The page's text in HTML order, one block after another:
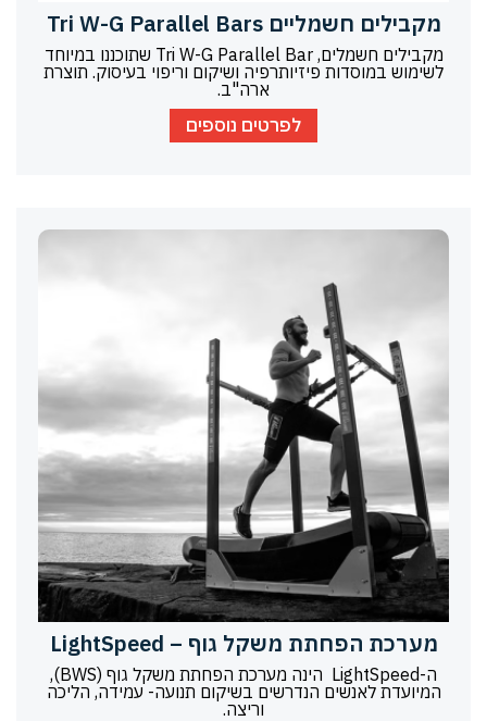
מקבילים חשמליים Tri W-G Parallel Bars
מקבילים חשמלים, Tri W-G Parallel Bar שתוכננו במיוחד
לשימוש במוסדות פיזיותרפיה ושיקום וריפוי בעיסוק. תוצרת
ארה"ב.
לפרטים נוספים
מערכת הפחתת משקל גוף – LightSpeed
ה-LightSpeed הינה מערכת הפחתת משקל גוף (BWS),
המיועדת לאנשים הנדרשים בשיקום תנועה- עמידה, הליכה
וריצה.